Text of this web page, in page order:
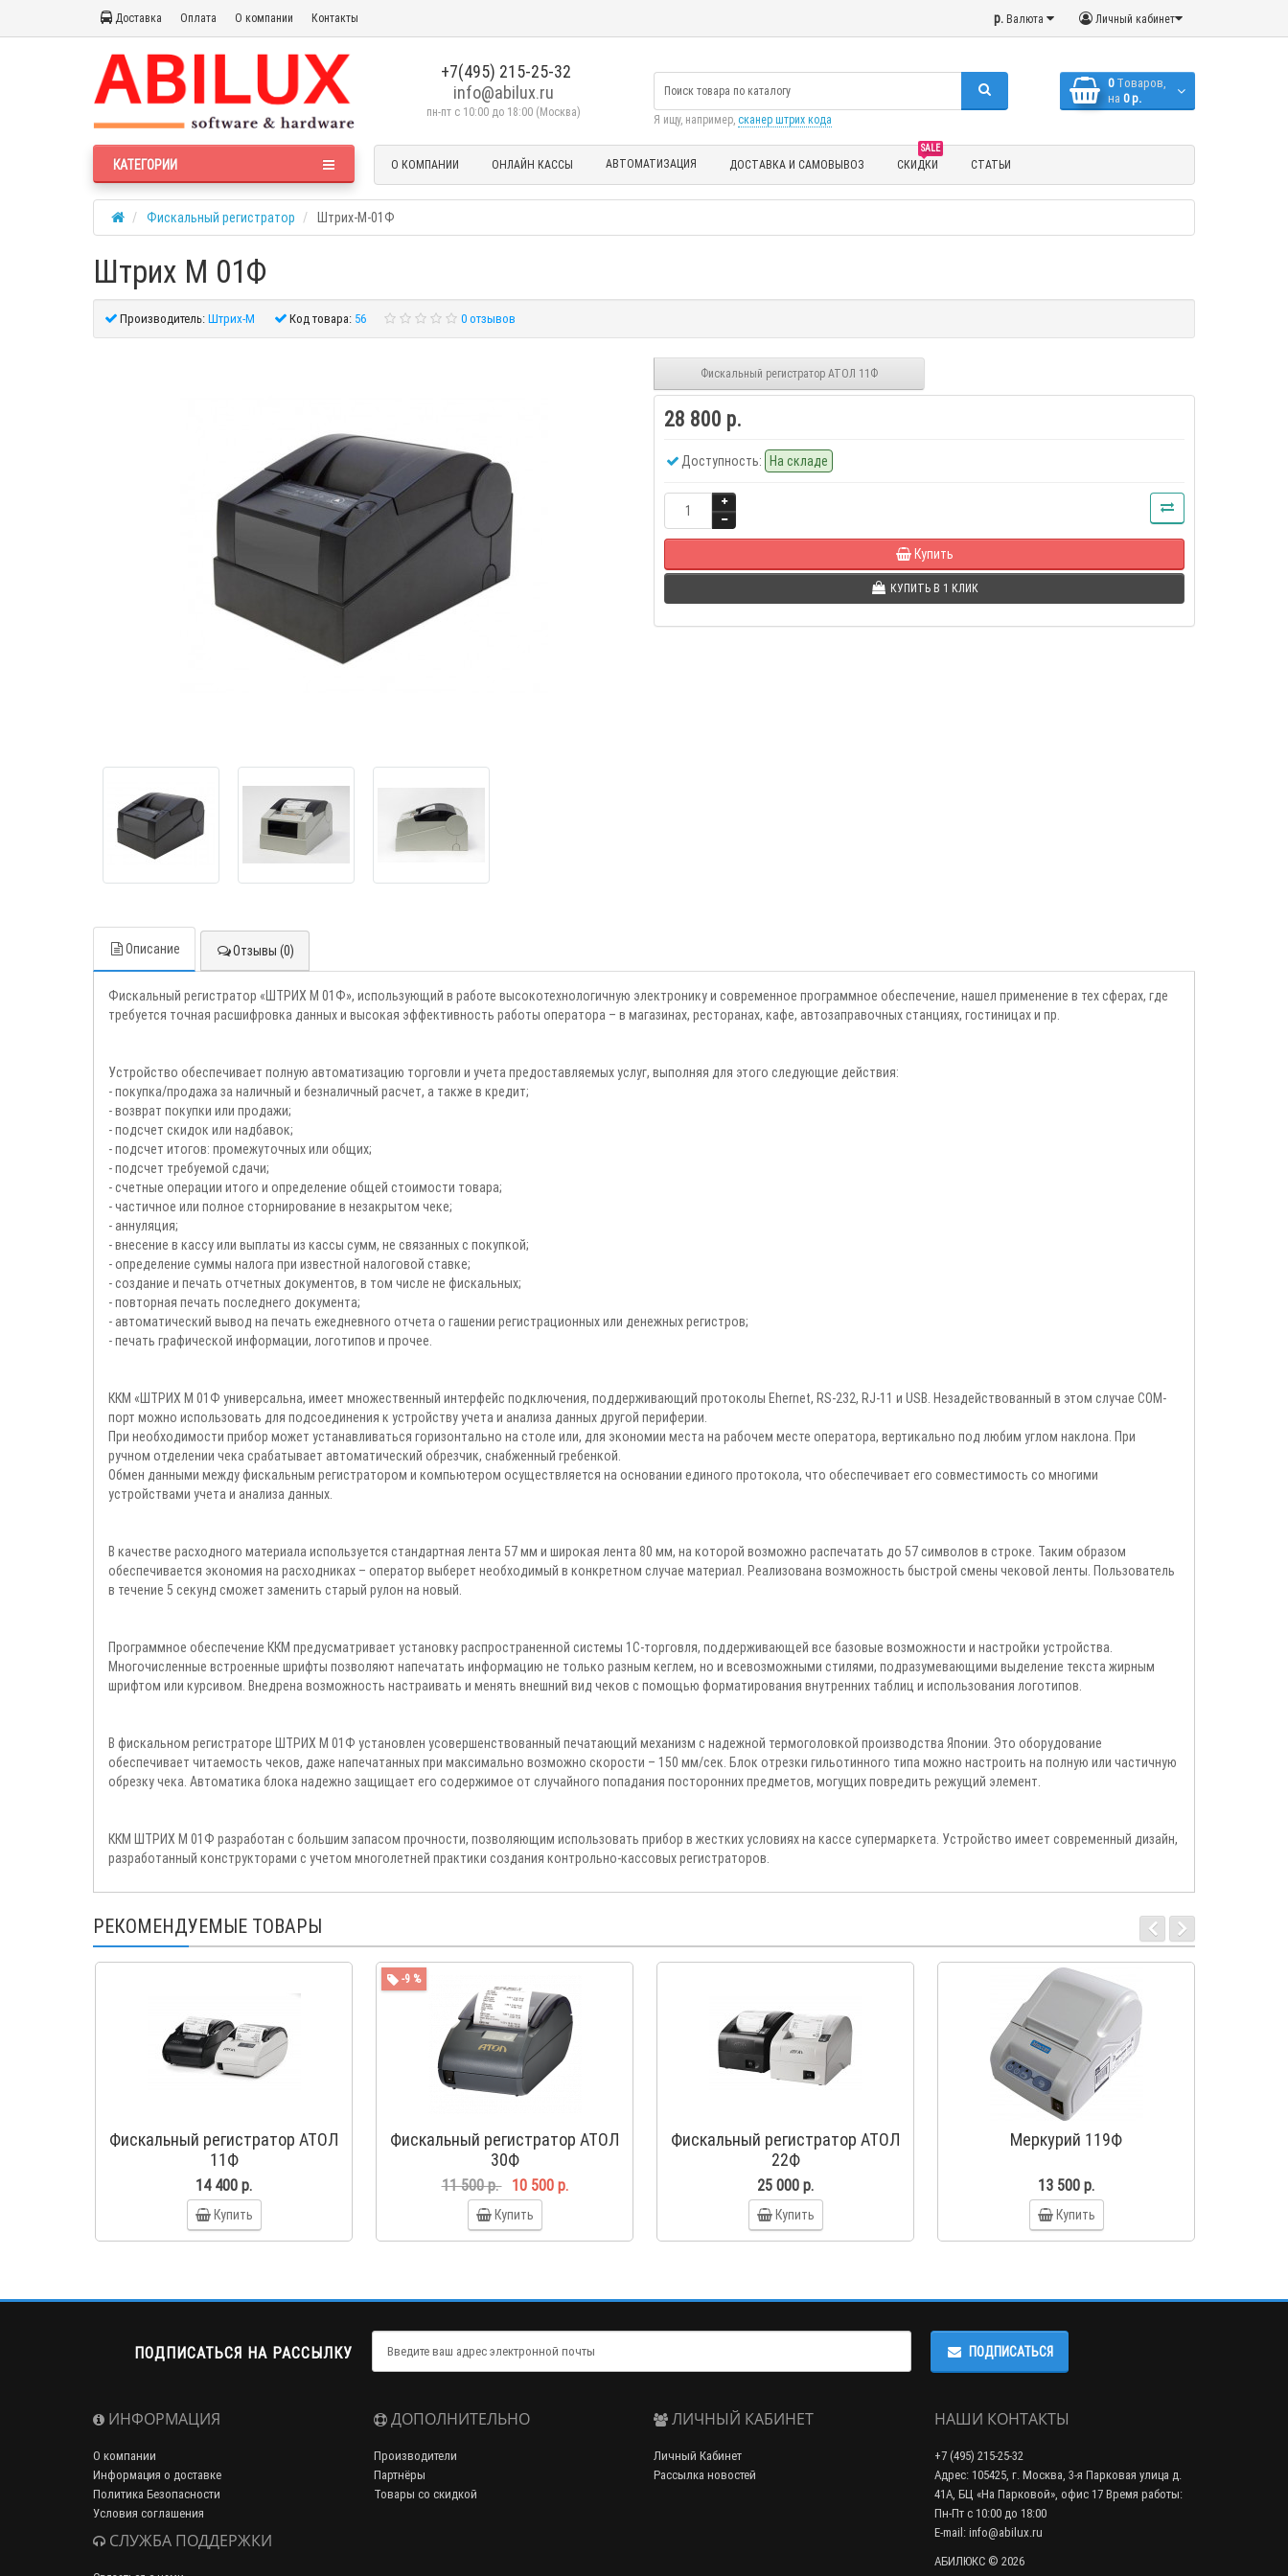
Доставка Оплата О компании Контакты Личный кабинет
р. Валюта
+7(495) 215-25-32
info@abilux.ru
пн-пт с 10:00 до 18:00 (Москва)
0 Tоваров,
на 0 р.
Я ищу, например, сканер штрих кода
КАТЕГОРИИ О КОМПАНИИ ОНЛАЙН КАССЫ АВТОМАТИЗАЦИЯ ДОСТАВКА И САМОВЫВОЗ
SALE
СКИДКИ СТАТЬИ
Фискальный регистратор Штрих-М-01Ф
Штрих М 01Ф
Производитель:Штрих-М Код товара: 56 0 отзывов
Фискальный регистратор АТОЛ 11Ф
28 800 р.
Доступность: На складе
Купить
КУПИТЬ В 1 КЛИК
Описание Отзывы (0)
Фискальный регистратор «ШТРИХ М 01Ф», использующий в работе высокотехнологичную электронику и современное программное обеспечение, нашел применение в тех сферах, где
требуется точная расшифровка данных и высокая эффективность работы оператора – в магазинах, ресторанах, кафе, автозаправочных станциях, гостиницах и пр.
Устройство обеспечивает полную автоматизацию торговли и учета предоставляемых услуг, выполняя для этого следующие действия:
- покупка/продажа за наличный и безналичный расчет, а также в кредит;
- возврат покупки или продажи;
- подсчет скидок или надбавок;
- подсчет итогов: промежуточных или общих;
- подсчет требуемой сдачи;
- счетные операции итого и определение общей стоимости товара;
- частичное или полное сторнирование в незакрытом чеке;
- аннуляция;
- внесение в кассу или выплаты из кассы сумм, не связанных с покупкой;
- определение суммы налога при известной налоговой ставке;
- создание и печать отчетных документов, в том числе не фискальных;
- повторная печать последнего документа;
- автоматический вывод на печать ежедневного отчета о гашении регистрационных или денежных регистров;
- печать графической информации, логотипов и прочее.
ККМ «ШТРИХ М 01Ф универсальна, имеет множественный интерфейс подключения, поддерживающий протоколы Ehernet, RS-232, RJ-11 и USB. Незадействованный в этом случае СОМ-
порт можно использовать для подсоединения к устройству учета и анализа данных другой периферии.
При необходимости прибор может устанавливаться горизонтально на столе или, для экономии места на рабочем месте оператора, вертикально под любим углом наклона. При
ручном отделении чека срабатывает автоматический обрезчик, снабженный гребенкой.
Обмен данными между фискальным регистратором и компьютером осуществляется на основании единого протокола, что обеспечивает его совместимость со многими
устройствами учета и анализа данных.
В качестве расходного материала используется стандартная лента 57 мм и широкая лента 80 мм, на которой возможно распечатать до 57 символов в строке. Таким образом
обеспечивается экономия на расходниках – оператор выберет необходимый в конкретном случае материал. Реализована возможность быстрой смены чековой ленты. Пользователь
в течение 5 секунд сможет заменить старый рулон на новый.
Программное обеспечение ККМ предусматривает установку распространенной системы 1С-торговля, поддерживающей все базовые возможности и настройки устройства.
Многочисленные встроенные шрифты позволяют напечатать информацию не только разным кеглем, но и всевозможными стилями, подразумевающими выделение текста жирным
шрифтом или курсивом. Внедрена возможность настраивать и менять внешний вид чеков с помощью форматирования внутренних таблиц и использования логотипов.
В фискальном регистраторе ШТРИХ М 01Ф установлен усовершенствованный печатающий механизм с надежной термоголовкой производства Японии. Это оборудование
обеспечивает читаемость чеков, даже напечатанных при максимально возможно скорости – 150 мм/сек. Блок отрезки гильотинного типа можно настроить на полную или частичную
обрезку чека. Автоматика блока надежно защищает его содержимое от случайного попадания посторонних предметов, могущих повредить режущий элемент.
ККМ ШТРИХ М 01Ф разработан с большим запасом прочности, позволяющим использовать прибор в жестких условиях на кассе супермаркета. Устройство имеет современный дизайн,
разработанный конструкторами с учетом многолетней практики создания контрольно-кассовых регистраторов.
РЕКОМЕНДУЕМЫЕ ТОВАРЫ
Фискальный регистратор АТОЛ
11Ф
14 400 р.
Купить
-9 %
Фискальный регистратор АТОЛ
30Ф
11 500 р. 10 500 р.
Купить
Фискальный регистратор АТОЛ
22Ф
25 000 р.
Купить
Меркурий 119Ф
13 500 р.
Купить
ПОДПИСАТЬСЯ НА РАССЫЛКУ ПОДПИСАТЬСЯ
ИНФОРМАЦИЯ
О компании
Информация о доставке
Политика Безопасности
Условия соглашения
СЛУЖБА ПОДДЕРЖКИ
ДОПОЛНИТЕЛЬНО
Производители
Партнёры
Товары со скидкой
ЛИЧНЫЙ КАБИНЕТ
Личный Кабинет
Рассылка новостей
НАШИ КОНТАКТЫ
+7 (495) 215-25-32
Адрес: 105425, г. Москва, 3-я Парковая улица д.
41А, БЦ «На Парковой», офис 17 Время работы:
Пн-Пт с 10:00 до 18:00
E-mail: info@abilux.ru
АБИЛЮКС © 2026